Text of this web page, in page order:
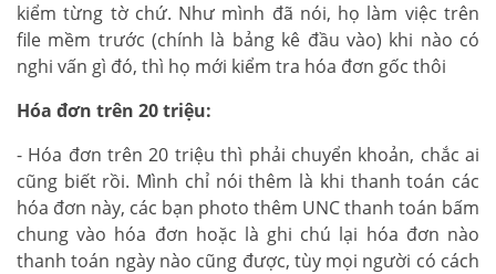
kiểm từng tờ chứ. Như mình đã nói, họ làm việc trên
file mềm trước (chính là bảng kê đầu vào) khi nào có
nghi vấn gì đó, thì họ mới kiểm tra hóa đơn gốc thôi
Hóa đơn trên 20 triệu:
- Hóa đơn trên 20 triệu thì phải chuyển khoản, chắc ai
cũng biết rồi. Mình chỉ nói thêm là khi thanh toán các
hóa đơn này, các bạn photo thêm UNC thanh toán bấm
chung vào hóa đơn hoặc là ghi chú lại hóa đơn nào
thanh toán ngày nào cũng được, tùy mọi người có cách